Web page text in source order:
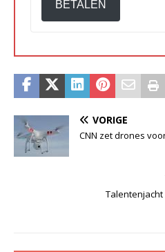
BETALEN
VORIGE
CNN zet drones
Talentenjacht